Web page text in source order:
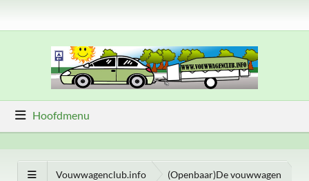
Hoofdmenu
Vouwwagenclub.info (Openbaar)De vouwwagen